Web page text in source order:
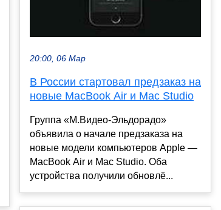
20:00, 06 Мар
В России стартовал предзаказ на
новые MacBook Air и Mac Studio
Группа «М.Видео-Эльдорадо»
объявила о начале предзаказа на
новые модели компьютеров Apple —
MacBook Air и Mac Studio. Оба
устройства получили обновлё...